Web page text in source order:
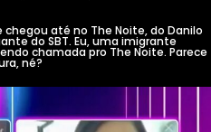
até no The Noite, do Danilo
do SBT. Eu, uma imigrante
chamada pro The Noite. Parece
né?